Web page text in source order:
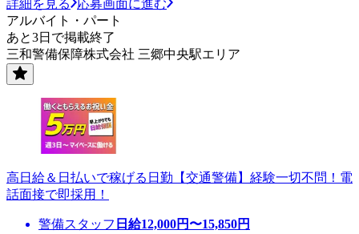
詳細を見る
応募画面に進む
アルバイト・パート
あと3日で掲載終了
三和警備保障株式会社 三郷中央駅エリア
高日給＆日払いで稼げる日勤【交通警備】経験一切不問！電
話面接で即採用！
警備スタッフ 日給12,000円〜15,850円